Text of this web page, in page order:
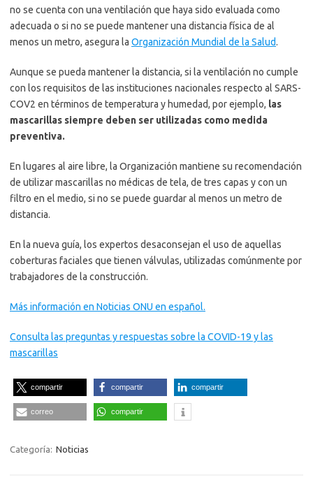
no se cuenta con una ventilación que haya sido evaluada como
adecuada o si no se puede mantener una distancia física de al
menos un metro, asegura la Organización Mundial de la Salud.
Aunque se pueda mantener la distancia, si la ventilación no cumple
con los requisitos de las instituciones nacionales respecto al SARS-
COV2 en términos de temperatura y humedad, por ejemplo, las
mascarillas siempre deben ser utilizadas como medida
preventiva.
En lugares al aire libre, la Organización mantiene su recomendación
de utilizar mascarillas no médicas de tela, de tres capas y con un
filtro en el medio, si no se puede guardar al menos un metro de
distancia.
En la nueva guía, los expertos desaconsejan el uso de aquellas
coberturas faciales que tienen válvulas, utilizadas comúnmente por
trabajadores de la construcción.
Más información en Noticias ONU en español.
Consulta las preguntas y respuestas sobre la COVID-19 y las
mascarillas
compartir compartir compartir
correo compartir
Categoría: Noticias